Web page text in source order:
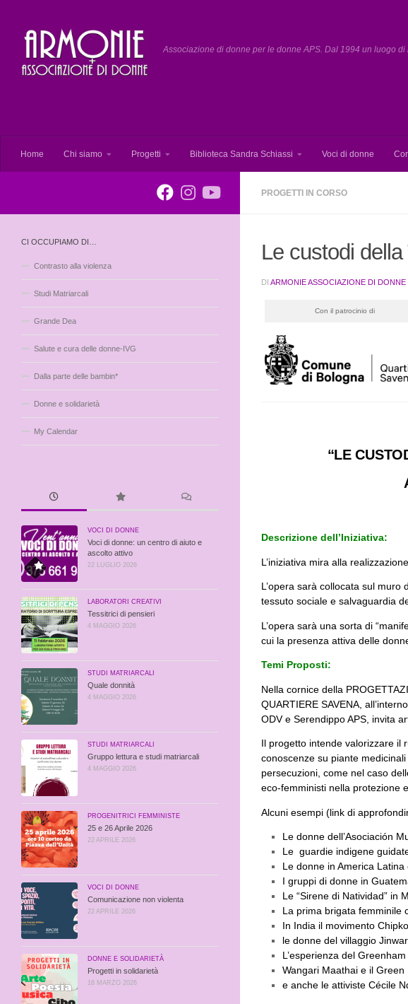
Associazione di donne per le donne APS. Dal 1994 un luogo di
Home Chi siamo Progetti Biblioteca Sandra Schiassi Voci di donne
PROGETTI IN CORSO
Le custodi della
DI ARMONIE ASSOCIAZIONE DI DONNE
Con il patrocinio di
“LE
Descrizione dell’Iniziativa:
L’iniziativa mira alla
L’opera sarà collocata sul
tessuto sociale e salvaguardia
L’opera sarà una sorta di
cui la presenza attiva delle
Temi Proposti:
Nella cornice della
QUARTIERE SAVENA,
ODV e Serendippo APS, invita
Il progetto intende valorizzare
conoscenze su piante
persecuzioni, come nel caso
eco-femministi nella protezione
Alcuni esempi (link di
Le donne dell’Asociación
Le guardie indigene
Le donne in America
I gruppi di donne in
Le “Sirene di Natividad” in
La prima brigata femminile
In India il movimento
le donne del villaggio
L’esperienza del
Wangari Maathai e il Green
e anche le attiviste Cécile
CI OCCUPIAMO DI…
Contrasto alla violenza
Studi Matriarcali
Grande Dea
Salute e cura delle donne-IVG
Dalla parte delle bambin*
Donne e solidarietà
My Calendar
VOCI DI DONNE
Voci di donne: un centro di aiuto e
ascolto attivo
22 LUGLIO 2026
LABORATORI CREATIVI
Tessitrici di pensieri
4 MAGGIO 2026
STUDI MATRIARCALI
Quale donnità
4 MAGGIO 2026
STUDI MATRIARCALI
Gruppo lettura e studi matriarcali
4 MAGGIO 2026
PROGENITRICI FEMMINISTE
25 e 26 Aprile 2026
22 APRILE 2026
VOCI DI DONNE
Comunicazione non violenta
22 APRILE 2026
DONNE E SOLIDARIETÀ
Progetti in solidarietà
16 MARZO 2026